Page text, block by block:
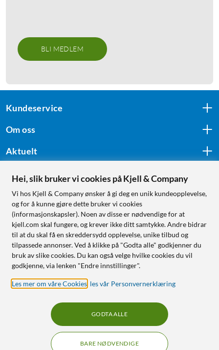
BLI MEDLEM
Kundeservice
Om oss
Aktuelt
Følg oss
Handle fra:
Sverige
Norge
RÅD OG TILBEHØR TIL
Hei, slik bruker vi cookies på Kjell & Company
Vi hos Kjell & Company ønsker å gi deg en unik kundeopplevelse,
og for å kunne gjøre dette bruker vi cookies
(informasjonskapsler). Noen av disse er nødvendige for at
kjell.com skal fungere, og krever ikke ditt samtykke. Andre bidrar
til at du skal få en skreddersydd opplevelse, unike tilbud og
tilpassede annonser. Ved å klikke på "Godta alle" godkjenner du
bruk av slike cookies. Du kan også velge hvilke cookies du vil
godkjenne, via lenken "Endre innstillinger".
Les mer om våre Cookies les vår Personvernerklæring
BARE NØDVENDIGE
GODTA ALLE